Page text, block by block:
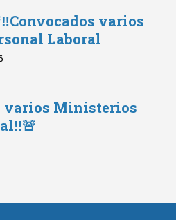
varios
Laboral
varios Ministerios